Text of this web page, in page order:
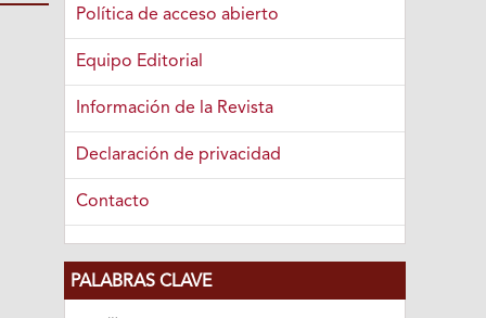
Política de acceso abierto
Equipo Editorial
Información de la Revista
Declaración de privacidad
Contacto
PALABRAS CLAVE